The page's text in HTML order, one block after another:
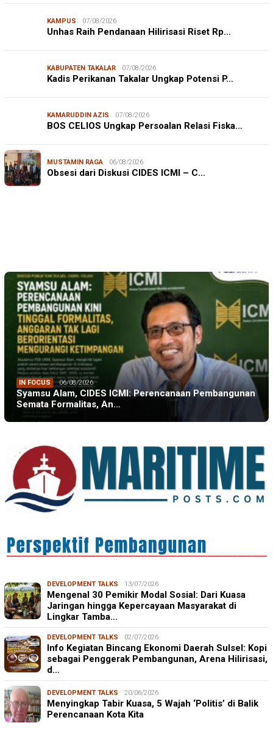
KAMPUS 07/08/2026
Unhas Raih Pendanaan Hilirisasi Riset Rp…
KABUPATEN TAKALAR 07/08/2026
Kadis Perikanan Takalar Ungkap Potensi P…
KAMARUDDIN AZIS 07/08/2026
BOS CELIOS Ungkap Persoalan Relasi Fiska…
MUSTAMIN RAGA 06/08/2026
Obsesi dari Diskusi CIDES ICMI – C…
JURNALISME WARGA 06/08/2026
Mahasiswa KKN-T Unhas Edukasi Warga Desa Buae
Kenali Mikroorganisme Baik dan Jahat untuk Cegah
IN FOCUS 06/08/2026
Syamsu Alam, CIDES ICMI: Perencanaan Pembangunan
Semata Formalitas, An…
DEVELOPMENT TALKS 13/07/2026
Mengenal 30 Pemikir Modal Sosial: Dari Kuasa
Jaringan hingga Kepercayaan Masyarakat di
Lingkar Tamba…
DEVELOPMENT TALKS 02/07/2026
Info Kegiatan Bincang Ekonomi Daerah Sulsel: Kopi
sebagai Penggerak Pembangunan, Arena Hilirisasi,
d…
DEVELOPMENT TALKS 20/06/2026
Menyingkap Tabir Kuasa, 5 Wajah ‘Politis’ di Balik
Perencanaan Kota Kita